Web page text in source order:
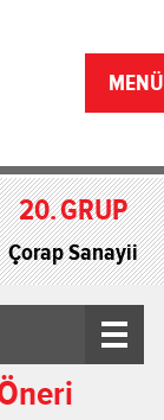
20.GRUP
Çorap Sanayii
MENÜ